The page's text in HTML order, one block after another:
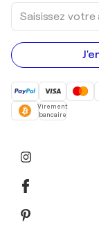
Saisissez
votre
adresse
e-
mail
Virement
bancaire